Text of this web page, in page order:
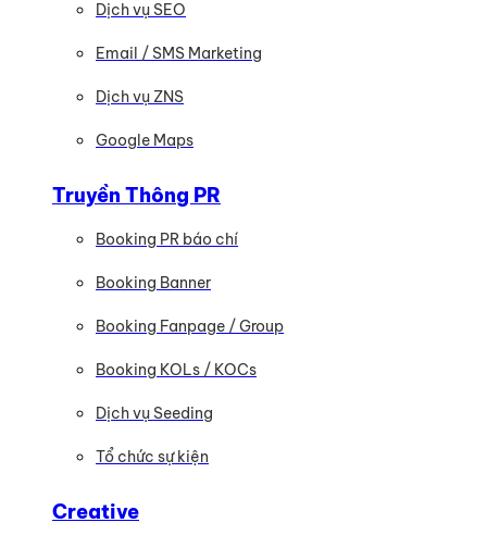
Dịch vụ SEO
Email / SMS Marketing
Dịch vụ ZNS
Google Maps
Truyền Thông PR
Booking PR báo chí
Booking Banner
Booking Fanpage / Group
Booking KOLs / KOCs
Dịch vụ Seeding
Tổ chức sự kiện
Creative